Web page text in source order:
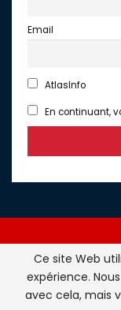
Email
AtlasInfo
En continuant,
Atlasinfo.fr :
Maghreb ©
Ce site Web
expérience.
avec cela, mais